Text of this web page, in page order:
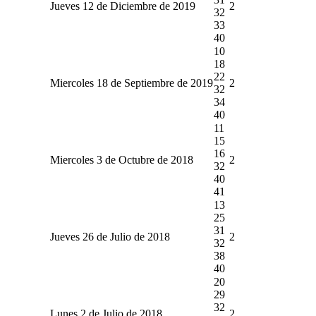
Jueves 12 de Diciembre de 2019
32
33
40
2
Miercoles 18 de Septiembre de 2019
10
18
22
32
34
40
2
Miercoles 3 de Octubre de 2018
11
15
16
32
40
41
2
Jueves 26 de Julio de 2018
13
25
31
32
38
40
2
Lunes 2 de Julio de 2018
20
29
32
2